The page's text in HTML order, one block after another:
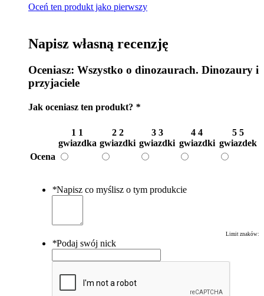
Oceń ten produkt jako pierwszy
Napisz własną recenzję
Oceniasz: Wszystko o dinozaurach. Dinozaury i
przyjaciele
Jak oceniasz ten produkt? *
1 1
gwiazdka
2 2
gwiazdki
3 3
gwiazdki
4 4
gwiazdki
5 5
gwiazdek
Ocena
*Napisz co myślisz o tym produkcie
Limit znaków:
*Podaj swój nick